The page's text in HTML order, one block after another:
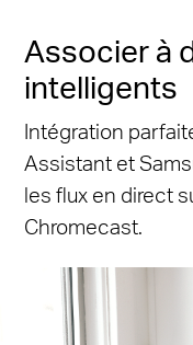
Associer à
intelligents
Intégration
Assistant et
les flux en direct
Chromecast.